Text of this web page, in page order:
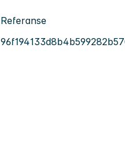
Referanse